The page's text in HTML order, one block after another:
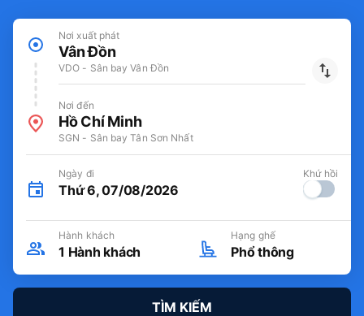
Nơi xuất phát
Vân Đồn
VDO - Sân bay Vân Đồn
Nơi đến
Hồ Chí Minh
SGN - Sân bay Tân Sơn Nhất
Ngày đi
Thứ 6, 07/08/2026
Khứ hồi
Hành khách
1 Hành khách
Hạng ghế
Phổ thông
TÌM KIẾM